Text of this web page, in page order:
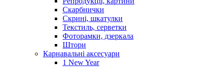
Скарбнички
Скрині, шкатулки
Текстиль, серветки
Фоторамки, дзеркала
Штори
Карнавальні аксесуари
1 New Year